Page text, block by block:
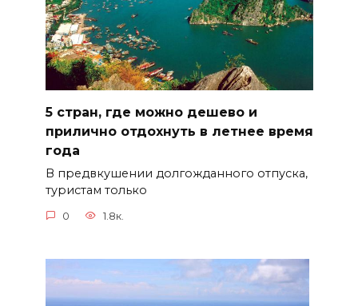
5 стран, где можно дешево и
прилично отдохнуть в летнее время
года
В предвкушении долгожданного отпуска,
туристам только
0 1.8к.